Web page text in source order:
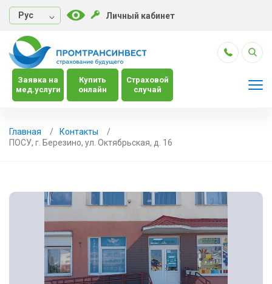
Руc Личный кабинет
Заявка на
мед.услуги
Купить
онлайн
Страховой
случай
Главная
Контакты
ПОСУ, г. Березино, ул. Октябрьская, д. 16